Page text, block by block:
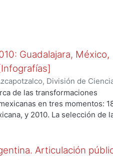
Guadalajara, México,
División de
del Diseño en el Tiempo, Área
Jorge;Espinosa
Maruja;Díaz Arellano,
de las transformaciones
en tres momentos:
y 2010. La selección de
importantes en su estructura
a los autores y
Articulación